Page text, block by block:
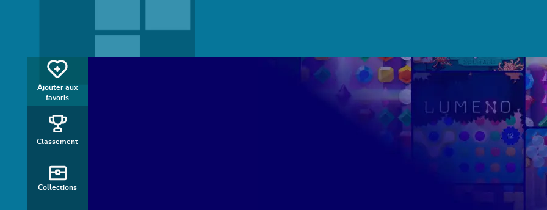
Ajouter aux
favoris
Classement
Collections